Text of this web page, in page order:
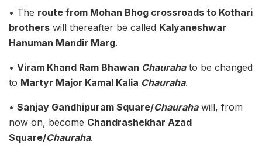
• The route from Mohan Bhog crossroads to Kothari
brothers will thereafter be called Kalyaneshwar
Hanuman Mandir Marg.
• Viram Khand Ram Bhawan Chaurahato be changed
to Martyr Major Kamal Kalia Chauraha.
• Sanjay Gandhipuram Square/Chaurahawill, from
now on, become Chandrashekhar Azad
Square/Chauraha.